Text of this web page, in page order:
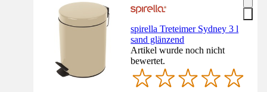
spirella Treteimer Sydney 3 l
sand glänzend
Artikel wurde noch nicht
bewertet.